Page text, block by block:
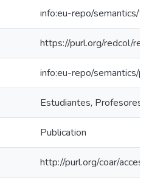
info:eu-repo/semantics/
https://purl.org/redcol/
info:eu-repo/semantics/
Estudiantes, Profesores,
Publication
http://purl.org/coar/